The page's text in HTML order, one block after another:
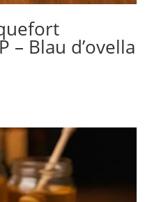
– Blau d’ovella